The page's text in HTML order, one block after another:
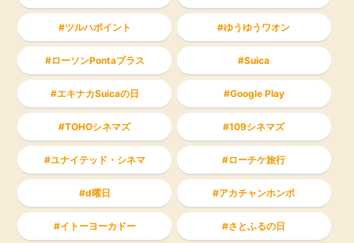
ツルハポイント ゆうゆうワオン
ローソンPontaプラス Suica
エキナカSuicaの日 Google Play
TOHOシネマズ 109シネマズ
ユナイテッド・シネマ ローチケ旅行
d曜日 アカチャンホンポ
イトーヨーカドー さとふるの日